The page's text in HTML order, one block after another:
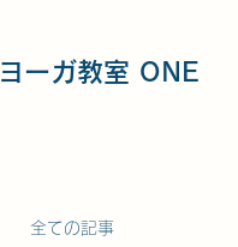
ヨーガ教室 ONE
全ての記事